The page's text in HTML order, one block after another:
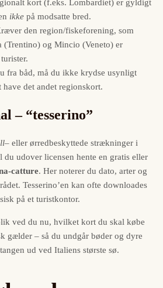
kort (f.eks. Lombardiet) er gyldigt
ikke på modsatte bred.
den region/fiskeforening, som
(Trentino) og Mincio (Veneto) er
fra båd, må du ikke krydse usynligt
det andet regionskort.
– “tesserino”
– eller ørredbeskyttede strækninger i
du udover licensen hente en gratis eller
catture. Her noterer du dato, arter og
Tesserino’en kan ofte downloades
på et turistkontor.
ved du nu, hvilket kort du skal købe
gælder – så du undgår bøder og dyre
ud ved Italiens største sø.